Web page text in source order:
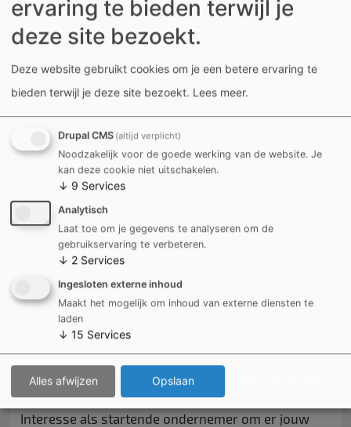
Alles over Markten
Kortrijk Kiemt - tijdelijke ruimte voor
starters op Budatip
Stad Kortrijk lanceert een tijdelijk aanbod binnen
het voormalig ziekenhuis aan de Reepkaai.
Interesse als startende ondernemer om er jouw
ervaring te bieden terwijl je
deze site bezoekt.
Deze website gebruikt cookies om je een betere ervaring te
bieden terwijl je deze site bezoekt. Lees meer.
Drupal CMS (altijd verplicht)
Noodzakelijk voor de goede werking van de website. Je
kan deze cookie niet uitschakelen.
↓ 9 Services
Analytisch
Laat toe om je gegevens te analyseren om de
gebruikservaring te verbeteren.
↓ 2 Services
Ingesloten externe inhoud
Maakt het mogelijk om inhoud van externe diensten te
laden
↓ 15 Services
Alles afwijzen Opslaan